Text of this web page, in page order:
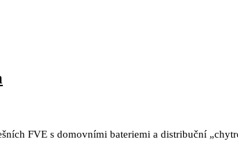
FVE s domovními bateriemi a distribuční